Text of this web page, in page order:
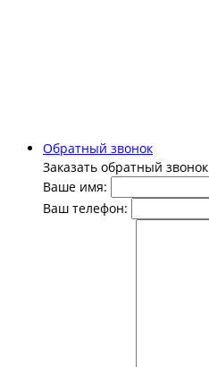
Обратный звонок
Заказать обратный звонок
Ваше имя:
Ваш телефон: